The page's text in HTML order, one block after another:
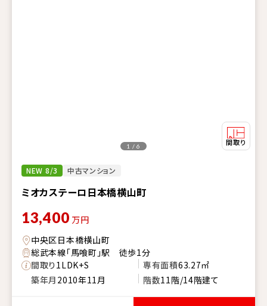
NEW 8/3 中古マンション
ミオカステーロ日本橋横山町
1 / 6
13,400 万円
中央区日本橋横山町
総武本線「馬喰町」駅 徒歩1分
間取り1LDK+S 専有面積63.27㎡
築年月 2010年11月 階数11階/14階建て